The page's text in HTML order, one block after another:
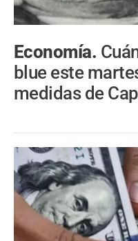
Economía.
blue este
medidas de